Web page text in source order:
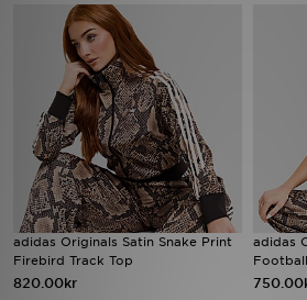
adidas Originals Satin Snake Print
Firebird Track Top
820.00kr
adidas
Mitt JD
Mina meddelanden
Kundservice
JD Blogg